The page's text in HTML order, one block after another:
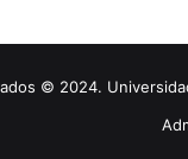
© 2024.